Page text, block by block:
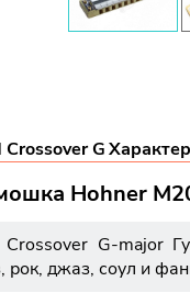
G
Hohner
G-major
джаз, соул и